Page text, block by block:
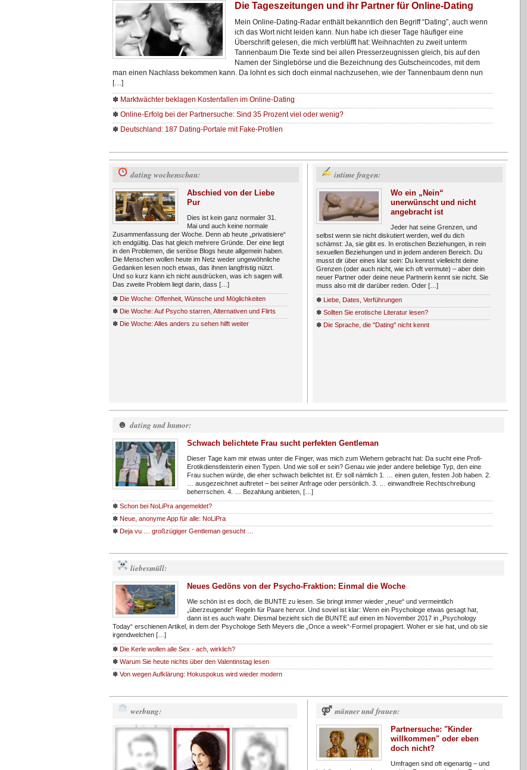
Die Tageszeitungen und ihr Partner für Online-Dating
Mein Online-Dating-Radar enthält bekanntlich den Begriff “Dating”, auch wenn
ich das Wort nicht leiden kann. Nun habe ich dieser Tage häufiger eine
Überschrift gelesen, die mich verblüfft hat: Weihnachten zu zweit unterm
Tannenbaum Die Texte sind bei allen Presserzeugnissen gleich, bis auf den
Namen der Singlebörse und die Bezeichnung des Gutscheincodes, mit dem
man einen Nachlass bekommen kann. Da lohnt es sich doch einmal nachzusehen, wie der Tannenbaum denn nun
[…]
✽ Marktwächter beklagen Kostenfallen im Online-Dating
✽ Online-Erfolg bei der Partnersuche: Sind 35 Prozent viel oder wenig?
✽ Deutschland: 187 Dating-Portale mit Fake-Profilen
dating wochenschau:
Abschied von der Liebe
Pur
Dies ist kein ganz normaler 31.
Mai und auch keine normale
Zusammenfassung der Woche. Denn ab heute „privatisiere“
ich endgültig. Das hat gleich mehrere Gründe. Der eine liegt
in den Problemen, die seriöse Blogs heute allgemein haben.
Die Menschen wollen heute im Netz weder ungewöhnliche
Gedanken lesen noch etwas, das ihnen langfristig nützt.
Und so kurz kann ich nicht ausdrücken, was ich sagen will.
Das zweite Problem liegt darin, dass […]
✽ Die Woche: Offenheit, Wünsche und Möglichkeiten
✽ Die Woche: Auf Psycho starren, Alternativen und Flirts
✽ Die Woche: Alles anders zu sehen hilft weiter
intime fragen:
Wo ein „Nein“
unerwünscht und nicht
angebracht ist
Jeder hat seine Grenzen, und
selbst wenn sie nicht diskutiert werden, weil du dich
schämst: Ja, sie gibt es. In erotischen Beziehungen, in rein
sexuellen Beziehungen und in jedem anderen Bereich. Du
musst dir über eines klar sein: Du kennst vielleicht deine
Grenzen (oder auch nicht, wie ich oft vermute) – aber dein
neuer Partner oder deine neue Partnerin kennt sie nicht. Sie
muss also mit dir darüber reden. Oder […]
✽ Liebe, Dates, Verführungen
✽ Sollten Sie erotische Literatur lesen?
✽ Die Sprache, die "Dating" nicht kennt
☻ dating und humor:
Schwach belichtete Frau sucht perfekten Gentleman
Dieser Tage kam mir etwas unter die Finger, was mich zum Wiehern gebracht hat: Da sucht eine Profi-
Erotikdienstleisterin einen Typen. Und wie soll er sein? Genau wie jeder andere beliebige Typ, den eine
Frau suchen würde, die eher schwach belichtet ist. Er soll nämlich 1. … einen guten, festen Job haben. 2.
… ausgezeichnet auftretet – bei seiner Anfrage oder persönlich. 3. … einwandfreie Rechtschreibung
beherrschen. 4. … Bezahlung anbieten, […]
✽ Schon bei NoLiPra angemeldet?
✽ Neue, anonyme App für alle: NoLiPra
✽ Deja vu … großzügiger Gentleman gesucht …
liebesmüll:
Neues Gedöns von der Psycho-Fraktion: Einmal die Woche
Wie schön ist es doch, die BUNTE zu lesen. Sie bringt immer wieder „neue“ und vermeintlich
„überzeugende“ Regeln für Paare hervor. Und soviel ist klar: Wenn ein Psychologe etwas gesagt hat,
dann ist es auch wahr. Diesmal bezieht sich die BUNTE auf einen im November 2017 in „Psychology
Today“ erschienen Artikel, in dem der Psychologe Seth Meyers die „Once a week“-Formel propagiert. Woher er sie hat, und ob sie
irgendwelchen […]
✽ Die Kerle wollen alle Sex - ach, wirklich?
✽ Warum Sie heute nichts über den Valentinstag lesen
✽ Von wegen Aufklärung: Hokuspokus wird wieder modern
werbung: ⚤ männer und frauen:
Partnersuche: "Kinder
willkommen" oder eben
doch nicht?
Umfragen sind oft eigenartig – und